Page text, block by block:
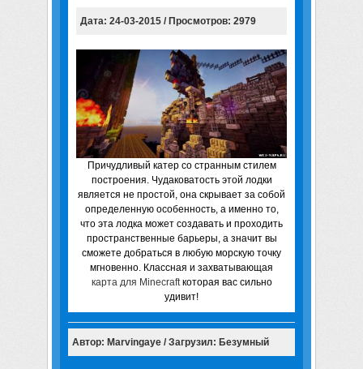
Дата: 24-03-2015 / Просмотров: 2979
Причудливый катер со странным стилем
построения. Чудаковатость этой лодки
является не простой, она скрывает за собой
определенную особенность, а именно то,
что эта лодка может создавать и проходить
пространственные барьеры, а значит вы
сможете добраться в любую морскую точку
мгновенно. Классная и захватывающая
карта для Minecraftкоторая вас сильно
удивит!
Автор: Marvingaye / Загрузил: Безумный